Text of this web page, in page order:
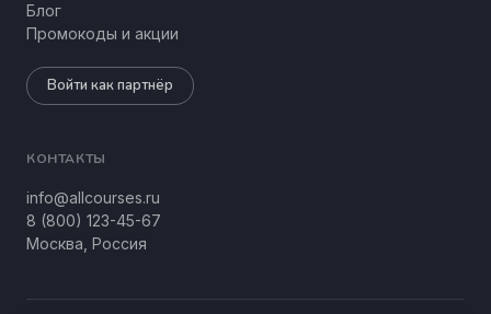
Блог
Промокоды и акции
Войти как партнёр
КОНТАКТЫ
info@allcourses.ru
8 (800) 123-45-67
Москва, Россия